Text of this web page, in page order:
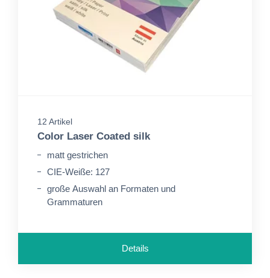
12 Artikel
Color Laser Coated silk
matt gestrichen
CIE-Weiße: 127
große Auswahl an Formaten und
Grammaturen
Details